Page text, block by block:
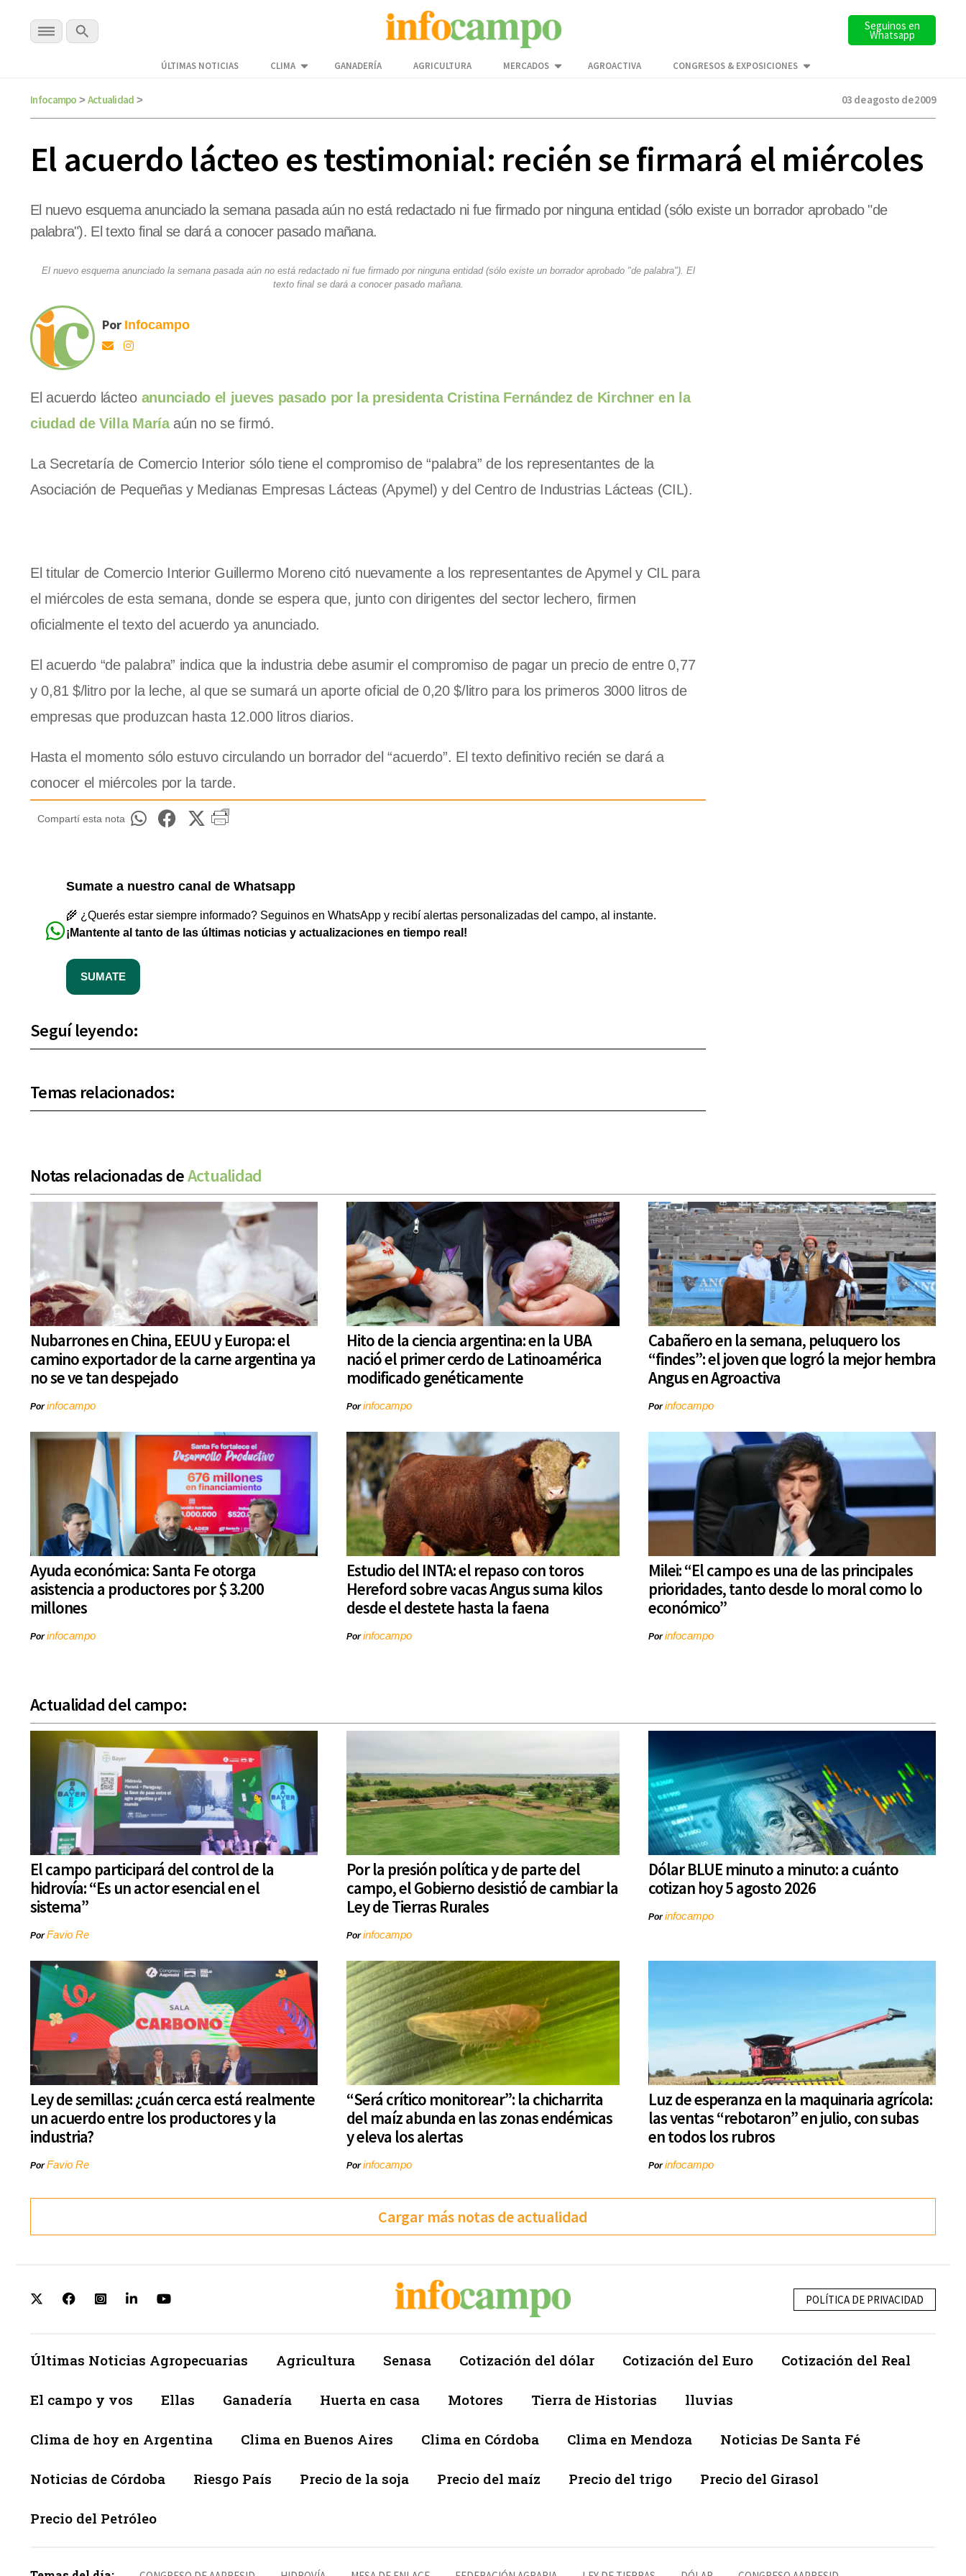
Seguinos en
Whatsapp
ÚLTIMAS NOTICIAS CLIMA GANADERÍA AGRICULTURA MERCADOS AGROACTIVA CONGRESOS & EXPOSICIONES
Infocampo > Actualidad > 03 de agosto de 2009
El acuerdo lácteo es testimonial: recién se firmará el miércoles
El nuevo esquema anunciado la semana pasada aún no está redactado ni fue firmado por ninguna entidad (sólo existe un borrador aprobado "de
palabra"). El texto final se dará a conocer pasado mañana.
El nuevo esquema anunciado la semana pasada aún no está redactado ni fue firmado por ninguna entidad (sólo existe un borrador aprobado "de palabra"). El
texto final se dará a conocer pasado mañana.
Por Infocampo
El acuerdo lácteo anunciado el jueves pasado por la presidenta Cristina Fernández de Kirchner en la
ciudad de Villa Maríaaún no se firmó.
La Secretaría de Comercio Interior sólo tiene el compromiso de “palabra” de los representantes de la
Asociación de Pequeñas y Medianas Empresas Lácteas (Apymel) y del Centro de Industrias Lácteas (CIL).
El titular de Comercio Interior Guillermo Moreno citó nuevamente a los representantes de Apymel y CIL para
el miércoles de esta semana, donde se espera que, junto con dirigentes del sector lechero, firmen
oficialmente el texto del acuerdo ya anunciado.
El acuerdo “de palabra” indica que la industria debe asumir el compromiso de pagar un precio de entre 0,77
y 0,81 $/litro por la leche, al que se sumará un aporte oficial de 0,20 $/litro para los primeros 3000 litros de
empresas que produzcan hasta 12.000 litros diarios.
Hasta el momento sólo estuvo circulando un borrador del “acuerdo”. El texto definitivo recién se dará a
conocer el miércoles por la tarde.
Compartí esta nota
Sumate a nuestro canal de Whatsapp
🌾 ¿Querés estar siempre informado? Seguinos en WhatsApp y recibí alertas personalizadas del campo, al instante.
¡Mantente al tanto de las últimas noticias y actualizaciones en tiempo real!
SUMATE
Seguí leyendo:
Temas relacionados:
Notas relacionadas deActualidad
Nubarrones en China, EEUU y Europa: el
camino exportador de la carne argentina ya
no se ve tan despejado
Porinfocampo
Hito de la ciencia argentina: en la UBA
nació el primer cerdo de Latinoamérica
modificado genéticamente
Porinfocampo
Cabañero en la semana, peluquero los
“findes”: el joven que logró la mejor hembra
Angus en Agroactiva
Porinfocampo
Ayuda económica: Santa Fe otorga
asistencia a productores por $ 3.200
millones
Porinfocampo
Estudio del INTA: el repaso con toros
Hereford sobre vacas Angus suma kilos
desde el destete hasta la faena
Porinfocampo
Milei: “El campo es una de las principales
prioridades, tanto desde lo moral como lo
económico”
Porinfocampo
Actualidad del campo:
El campo participará del control de la
hidrovía: “Es un actor esencial en el
sistema”
PorFavio Re
Por la presión política y de parte del
campo, el Gobierno desistió de cambiar la
Ley de Tierras Rurales
Porinfocampo
Dólar BLUE minuto a minuto: a cuánto
cotizan hoy 5 agosto 2026
Porinfocampo
Ley de semillas: ¿cuán cerca está realmente
un acuerdo entre los productores y la
industria?
PorFavio Re
“Será crítico monitorear”: la chicharrita
del maíz abunda en las zonas endémicas
y eleva los alertas
Porinfocampo
Luz de esperanza en la maquinaria agrícola:
las ventas “rebotaron” en julio, con subas
en todos los rubros
Porinfocampo
Cargar más notas de actualidad
POLÍTICA DE PRIVACIDAD
Últimas Noticias Agropecuarias Agricultura Senasa Cotización del dólar Cotización del Euro Cotización del Real
El campo y vos Ellas Ganadería Huerta en casa Motores Tierra de Historias lluvias
Clima de hoy en Argentina Clima en Buenos Aires Clima en Córdoba Clima en Mendoza Noticias De Santa Fé
Noticias de Córdoba Riesgo País Precio de la soja Precio del maíz Precio del trigo Precio del Girasol
Precio del Petróleo